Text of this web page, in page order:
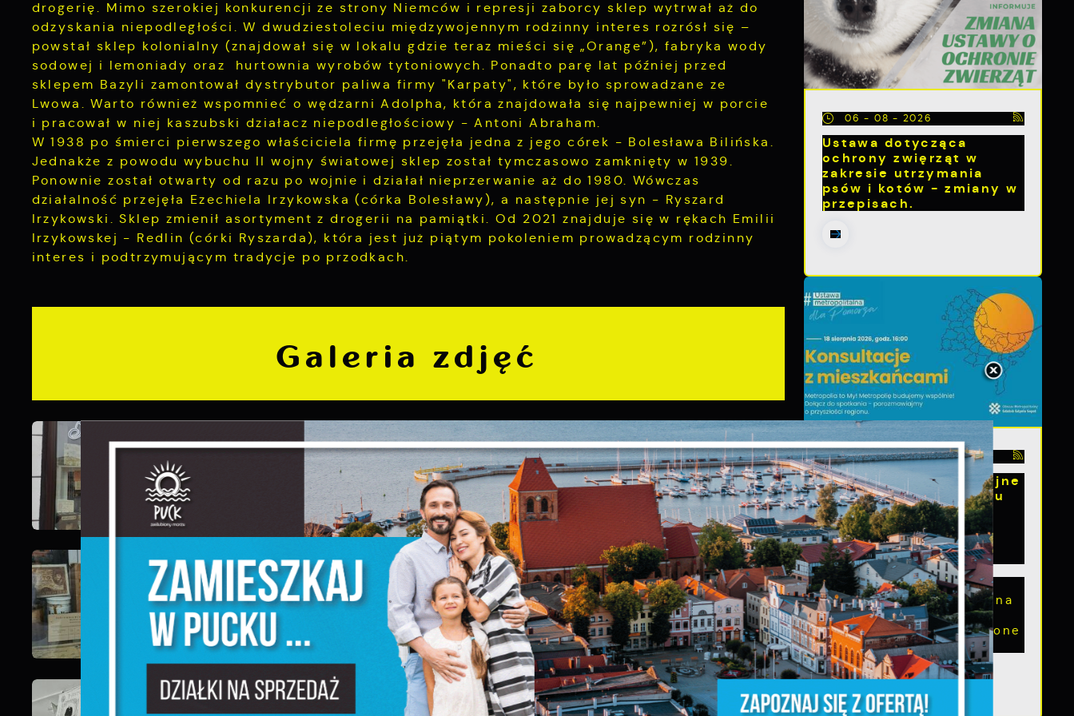
drogerię. Mimo szerokiej konkurencji ze strony Niemców i represji zaborcy sklep wytrwał aż do
odzyskania niepodległości. W dwudziestoleciu międzywojennym rodzinny interes rozrósł się –
powstał sklep kolonialny (znajdował się w lokalu gdzie teraz mieści się „Orange”), fabryka wody
sodowej i lemoniady oraz hurtownia wyrobów tytoniowych. Ponadto parę lat później przed
sklepem Bazyli zamontował dystrybutor paliwa firmy "Karpaty", które było sprowadzane ze
Lwowa. Warto również wspomnieć o wędzarni Adolpha, która znajdowała się najpewniej w porcie
i pracował w niej kaszubski działacz niepodległościowy - Antoni Abraham.
W 1938 po śmierci pierwszego właściciela firmę przejęła jedna z jego córek - Bolesława Bilińska.
Jednakże z powodu wybuchu II wojny światowej sklep został tymczasowo zamknięty w 1939.
Ponownie został otwarty od razu po wojnie i działał nieprzerwanie aż do 1980. Wówczas
działalność przejęła Ezechiela Irzykowska (córka Bolesławy), a następnie jej syn - Ryszard
Irzykowski. Sklep zmienił asortyment z drogerii na pamiątki. Od 2021 znajduje się w rękach Emilii
Irzykowskej - Redlin (córki Ryszarda), która jest już piątym pokoleniem prowadzącym rodzinny
interes i podtrzymującym tradycje po przodkach.
Galeria zdjęć
06 - 08 - 2026
Ustawa dotycząca
ochrony zwięrząt w
zakresie utrzymania
psów i kotów - zmiany w
przepisach.
06 - 08 - 2026
Spotkanie konsultacyjne
poświęcone powołaniu
związku
metropolitalnego w
województwie
pomorskim
Szanowni Państwo,
serdecznie zapraszamy na
otwarte spotkanie
konsultacyjne, poświęcone
powołaniu...
Szanujemy Twoją prywatność. Możesz zmienić ustawienia cookies
lub zaakceptować je wszystkie. W dowolnym momencie możesz
dokonać zmiany swoich ustawień.
Niezbędne
Niezbędne pliki cookies służą do prawidłowego funkcjonowania
strony internetowej i umożliwiają Ci komfortowe korzystanie z
oferowanych przez nas usług.
Pliki cookies odpowiadają na podejmowane przez Ciebie działania
w celu m.in. dostosowania Twoich ustawień preferencji
prywatności, logowania czy wypełniania formularzy. Dzięki plikom
cookies strona, z której korzystasz, może działać bez zakłóceń.
Funkcjonalne i personalizacyjne
Tego typu pliki cookies umożliwiają stronie internetowej
zapamiętanie wprowadzonych przez Ciebie ustawień oraz